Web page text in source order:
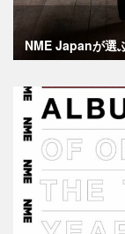
NME Japanが選